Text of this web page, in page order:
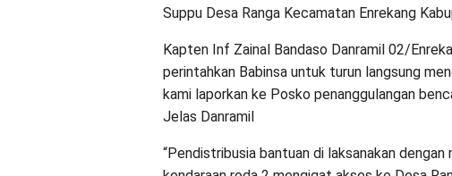
Suppu Desa Ranga Kecamatan Enrekang
Kapten Inf Zainal Bandaso Danramil 02/
perintahkan Babinsa untuk turun langsung
kami laporkan ke Posko penanggulangan
Jelas Danramil
“Pendistribusia bantuan di laksanakan